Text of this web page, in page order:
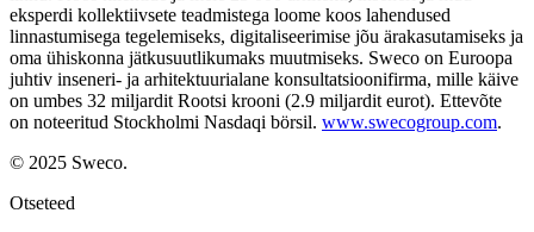
eksperdi kollektiivsete teadmistega loome koos lahendused
linnastumisega tegelemiseks, digitaliseerimise jõu ärakasutamiseks ja
oma ühiskonna jätkusuutlikumaks muutmiseks. Sweco on Euroopa
juhtiv inseneri- ja arhitektuurialane konsultatsioonifirma, mille käive
on umbes 32 miljardit Rootsi krooni (2.9 miljardit eurot). Ettevõte
on noteeritud Stockholmi Nasdaqi börsil. www.swecogroup.com.
© 2025 Sweco.
Otseteed